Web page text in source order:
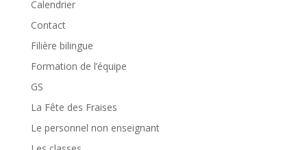
Calendrier
Contact
Filière bilingue
Formation de l’équipe
GS
La Fête des Fraises
Le personnel non enseignant